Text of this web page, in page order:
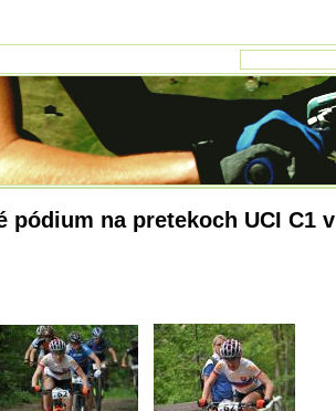
pódium na pretekoch UCI C1 v